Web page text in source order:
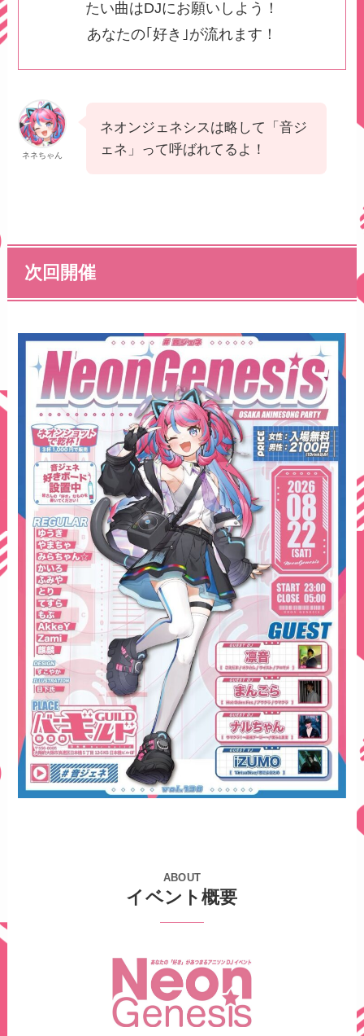
たい曲はDJにお願いしよう！
あなたの｢好き｣が流れます！
ネネちゃん
ネオンジェネシスは略して「音ジ
ェネ」って呼ばれてるよ！
次回開催
ABOUT
イベント概要